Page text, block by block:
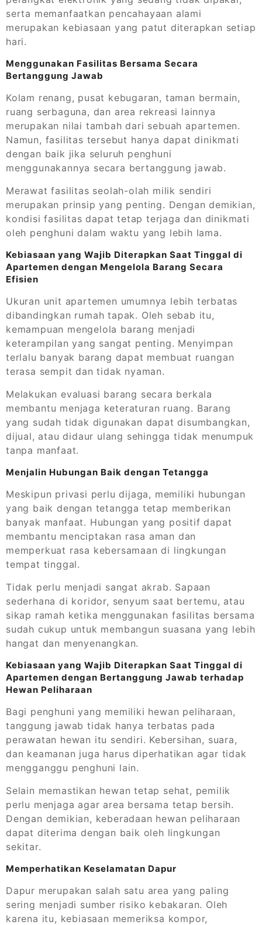
serta memanfaatkan pencahayaan alami
merupakan kebiasaan yang patut diterapkan setiap
hari.
Menggunakan Fasilitas Bersama Secara
Bertanggung Jawab
Kolam renang, pusat kebugaran, taman bermain,
ruang serbaguna, dan area rekreasi lainnya
merupakan nilai tambah dari sebuah apartemen.
Namun, fasilitas tersebut hanya dapat dinikmati
dengan baik jika seluruh penghuni
menggunakannya secara bertanggung jawab.
Merawat fasilitas seolah-olah milik sendiri
merupakan prinsip yang penting. Dengan demikian,
kondisi fasilitas dapat tetap terjaga dan dinikmati
oleh penghuni dalam waktu yang lebih lama.
Kebiasaan yang Wajib Diterapkan Saat Tinggal di
Apartemen dengan Mengelola Barang Secara
Efisien
Ukuran unit apartemen umumnya lebih terbatas
dibandingkan rumah tapak. Oleh sebab itu,
kemampuan mengelola barang menjadi
keterampilan yang sangat penting. Menyimpan
terlalu banyak barang dapat membuat ruangan
terasa sempit dan tidak nyaman.
Melakukan evaluasi barang secara berkala
membantu menjaga keteraturan ruang. Barang
yang sudah tidak digunakan dapat disumbangkan,
dijual, atau didaur ulang sehingga tidak menumpuk
tanpa manfaat.
Menjalin Hubungan Baik dengan Tetangga
Meskipun privasi perlu dijaga, memiliki hubungan
yang baik dengan tetangga tetap memberikan
banyak manfaat. Hubungan yang positif dapat
membantu menciptakan rasa aman dan
memperkuat rasa kebersamaan di lingkungan
tempat tinggal.
Tidak perlu menjadi sangat akrab. Sapaan
sederhana di koridor, senyum saat bertemu, atau
sikap ramah ketika menggunakan fasilitas bersama
sudah cukup untuk membangun suasana yang lebih
hangat dan menyenangkan.
Kebiasaan yang Wajib Diterapkan Saat Tinggal di
Apartemen dengan Bertanggung Jawab terhadap
Hewan Peliharaan
Bagi penghuni yang memiliki hewan peliharaan,
tanggung jawab tidak hanya terbatas pada
perawatan hewan itu sendiri. Kebersihan, suara,
dan keamanan juga harus diperhatikan agar tidak
mengganggu penghuni lain.
Selain memastikan hewan tetap sehat, pemilik
perlu menjaga agar area bersama tetap bersih.
Dengan demikian, keberadaan hewan peliharaan
dapat diterima dengan baik oleh lingkungan
sekitar.
Memperhatikan Keselamatan Dapur
Dapur merupakan salah satu area yang paling
sering menjadi sumber risiko kebakaran. Oleh
karena itu, kebiasaan memeriksa kompor,